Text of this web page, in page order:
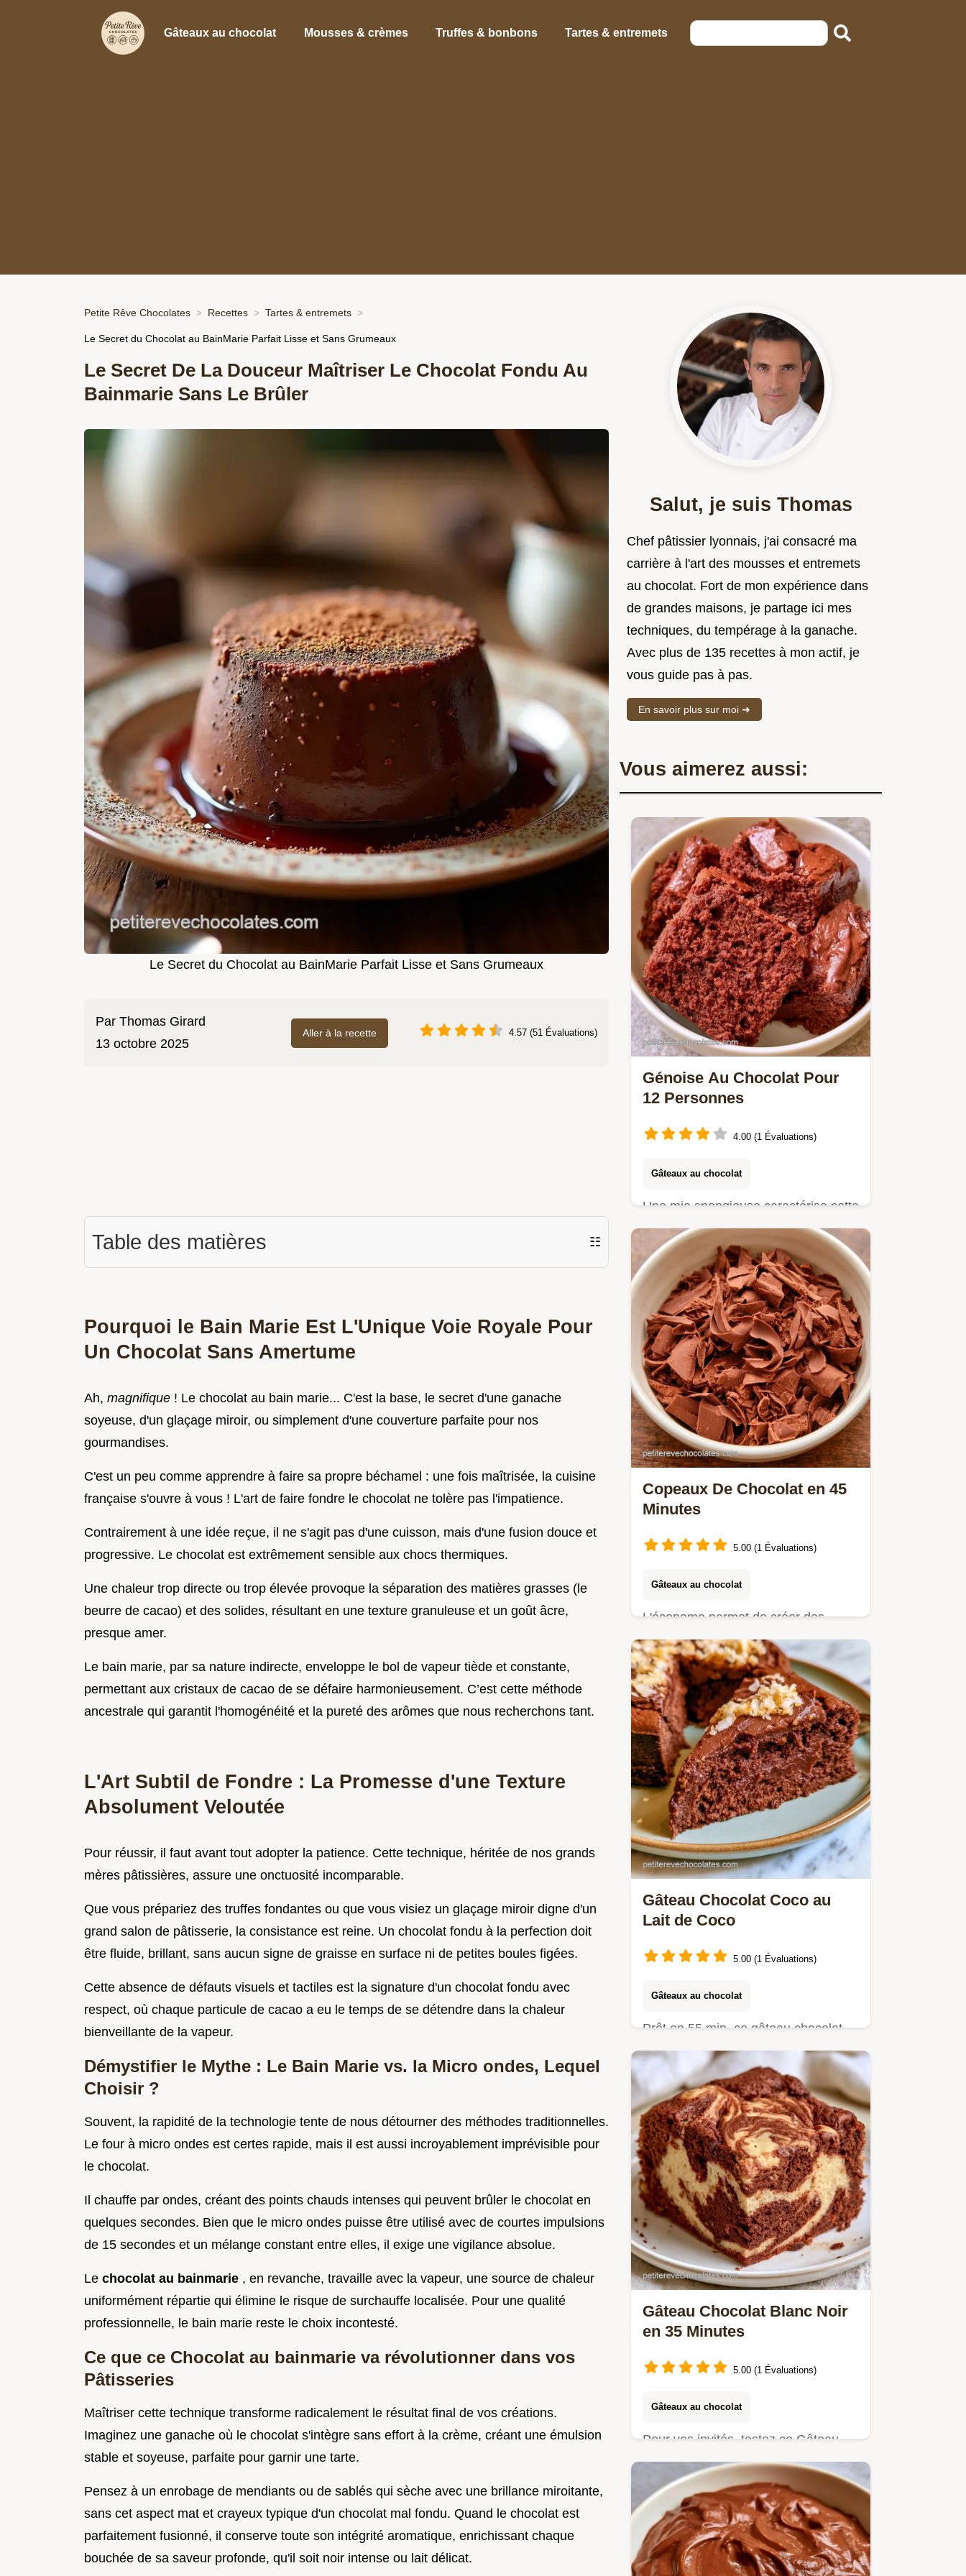
Gâteaux au chocolat Mousses & crèmes Truffes & bonbons Tartes & entremets
Petite Rêve Chocolates Recettes Tartes & entremets
Le Secret du Chocolat au BainMarie Parfait Lisse et Sans Grumeaux
Le Secret De La Douceur Maîtriser Le Chocolat Fondu Au
Bainmarie Sans Le Brûler
Le Secret du Chocolat au BainMarie Parfait Lisse et Sans Grumeaux
Par Thomas Girard
13 octobre 2025
Aller à la recette 4.57 (51 Évaluations)
Table des matières ☷
Pourquoi le Bain Marie Est L'Unique Voie Royale Pour
Un Chocolat Sans Amertume
Ah, magnifique ! Le chocolat au bain marie... C'est la base, le secret d'une ganache
soyeuse, d'un glaçage miroir, ou simplement d'une couverture parfaite pour nos
gourmandises.
C'est un peu comme apprendre à faire sa propre béchamel : une fois maîtrisée, la cuisine
française s'ouvre à vous ! L'art de faire fondre le chocolat ne tolère pas l'impatience.
Contrairement à une idée reçue, il ne s'agit pas d'une cuisson, mais d'une fusion douce et
progressive. Le chocolat est extrêmement sensible aux chocs thermiques.
Une chaleur trop directe ou trop élevée provoque la séparation des matières grasses (le
beurre de cacao) et des solides, résultant en une texture granuleuse et un goût âcre,
presque amer.
Le bain marie, par sa nature indirecte, enveloppe le bol de vapeur tiède et constante,
permettant aux cristaux de cacao de se défaire harmonieusement. C’est cette méthode
ancestrale qui garantit l'homogénéité et la pureté des arômes que nous recherchons tant.
L'Art Subtil de Fondre : La Promesse d'une Texture
Absolument Veloutée
Pour réussir, il faut avant tout adopter la patience. Cette technique, héritée de nos grands
mères pâtissières, assure une onctuosité incomparable.
Que vous prépariez des truffes fondantes ou que vous visiez un glaçage miroir digne d'un
grand salon de pâtisserie, la consistance est reine. Un chocolat fondu à la perfection doit
être fluide, brillant, sans aucun signe de graisse en surface ni de petites boules figées.
Cette absence de défauts visuels et tactiles est la signature d'un chocolat fondu avec
respect, où chaque particule de cacao a eu le temps de se détendre dans la chaleur
bienveillante de la vapeur.
Démystifier le Mythe : Le Bain Marie vs. la Micro ondes, Lequel
Choisir ?
Souvent, la rapidité de la technologie tente de nous détourner des méthodes traditionnelles.
Le four à micro ondes est certes rapide, mais il est aussi incroyablement imprévisible pour
le chocolat.
Il chauffe par ondes, créant des points chauds intenses qui peuvent brûler le chocolat en
quelques secondes. Bien que le micro ondes puisse être utilisé avec de courtes impulsions
de 15 secondes et un mélange constant entre elles, il exige une vigilance absolue.
Le chocolat au bainmarie , en revanche, travaille avec la vapeur, une source de chaleur
uniformément répartie qui élimine le risque de surchauffe localisée. Pour une qualité
professionnelle, le bain marie reste le choix incontesté.
Ce que ce Chocolat au bainmarie va révolutionner dans vos
Pâtisseries
Maîtriser cette technique transforme radicalement le résultat final de vos créations.
Imaginez une ganache où le chocolat s'intègre sans effort à la crème, créant une émulsion
stable et soyeuse, parfaite pour garnir une tarte.
Pensez à un enrobage de mendiants ou de sablés qui sèche avec une brillance miroitante,
sans cet aspect mat et crayeux typique d'un chocolat mal fondu. Quand le chocolat est
parfaitement fusionné, il conserve toute son intégrité aromatique, enrichissant chaque
bouchée de sa saveur profonde, qu'il soit noir intense ou lait délicat.
Salut, je suis Thomas
Chef pâtissier lyonnais, j'ai consacré ma
carrière à l'art des mousses et entremets
au chocolat. Fort de mon expérience dans
de grandes maisons, je partage ici mes
techniques, du tempérage à la ganache.
Avec plus de 135 recettes à mon actif, je
vous guide pas à pas.
En savoir plus sur moi ➜
Vous aimerez aussi:
Génoise Au Chocolat Pour
12 Personnes
4.00 (1 Évaluations)
Gâteaux au chocolat
Une mie spongieuse caractérise cette
Génoise au chocolat. Ce guide
détaille le rôle de l'air pour…
Copeaux De Chocolat en 45
Minutes
5.00 (1 Évaluations)
Gâteaux au chocolat
L'économe permet de créer des
Copeaux de chocolat. Consultez les
étapes de fabrication détaillées…
Gâteau Chocolat Coco au
Lait de Coco
5.00 (1 Évaluations)
Gâteaux au chocolat
Prêt en 55 min, ce gâteau chocolat
coco allie cacao et onctuosité.
Gâteau Chocolat Blanc Noir
en 35 Minutes
5.00 (1 Évaluations)
Gâteaux au chocolat
Pour vos invités, testez ce Gâteau
chocolat blanc noir. Les détails et
temps requis vous guident…